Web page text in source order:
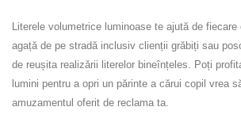
Literele volumetrice luminoase te ajută de
agață de pe stradă inclusiv clienții grăbiți sau
de reușita realizării literelor bineînțeles. Poți
lumini pentru a opri un părinte a cărui copil vrea
amuzamentul oferit de reclama ta.